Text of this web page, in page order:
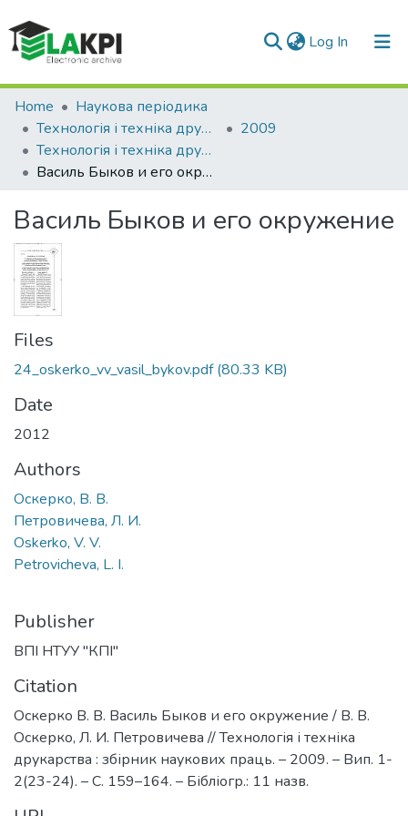
Log In (current)
Communities & Collections
All of DSpace
Statistics
Home
Наукова періодика
Технологія і техніка друкарства
2009
Технологія і техніка друкарства: збірник наукових праць, Вип. 1-2(23-24)
Василь Быков и его окружение
Василь Быков и его окружение
Files
24_oskerko_vv_vasil_bykov.pdf(80.33 KB)
Date
2012
Authors
Оскерко, В. В.
Петровичева, Л. И.
Oskerko, V. V.
Petrovicheva, L. I.
Publisher
ВПІ НТУУ "КПІ"
Citation
Оскерко В. В. Василь Быков и его окружение / В. В.
Оскерко, Л. И. Петровичева // Технологія і техніка
друкарства : збірник наукових праць. – 2009. – Вип. 1-
2(23-24). – С. 159–164. – Бібліогр.: 11 назв.